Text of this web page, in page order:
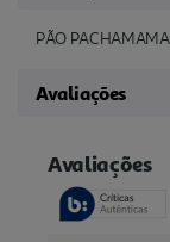
PÃO
Avaliações